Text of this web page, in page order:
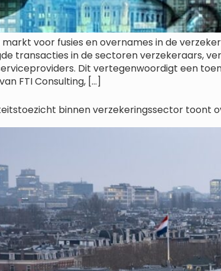
markt voor fusies en overnames in de
transacties in de sectoren verzekeraars,
Dit vertegenwoordigt een
FTI Consulting, […]
binnen verzekeringssector toont